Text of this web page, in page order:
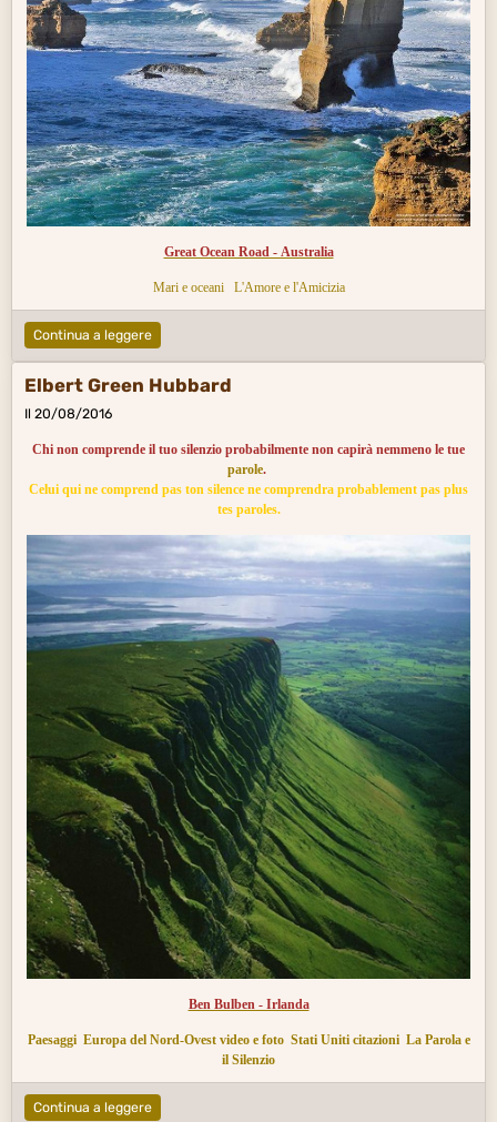
Great Ocean Road - Australia
Mari e oceani L'Amore e l'Amicizia
Continua a leggere
Elbert Green Hubbard
Il 20/08/2016
Chi non comprende il tuo silenzio probabilmente non capirà nemmeno le tue
parole.
Celui qui ne comprend pas ton silence ne comprendra probablement pas plus
tes paroles.
Ben Bulben - Irlanda
Paesaggi Europa del Nord-Ovest video e foto Stati Uniti citazioni La Parola e
il Silenzio
Continua a leggere